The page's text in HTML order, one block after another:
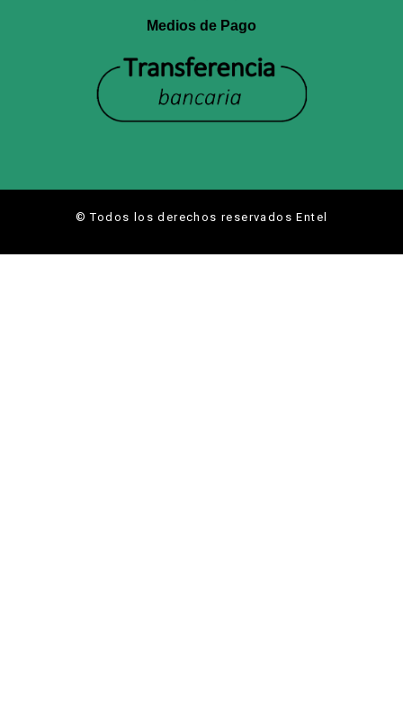
Medios de Pago
© Todos los derechos reservados Entel